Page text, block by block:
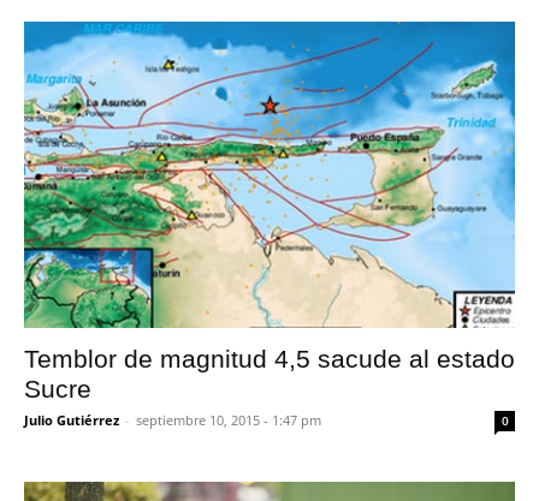
Temblor de magnitud 4,5 sacude al estado
Sucre
Julio Gutiérrez - septiembre 10, 2015 - 1:47 pm 0